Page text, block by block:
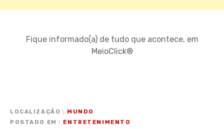
Fique informado(a) de tudo que acontece, em
MeioClick®
LOCALIZAÇÃO
MUNDO
POSTADO EM
ENTRETENIMENTO